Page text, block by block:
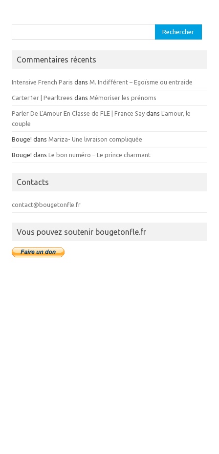
Commentaires récents
Intensive French Paris dans M. Indifférent – Egoïsme ou entraide
Carter1er | Pearltrees dans Mémoriser les prénoms
Parler De L’Amour En Classe de FLE | France Say dans L’amour, le
couple
Bouge! dans Mariza- Une livraison compliquée
Bouge! dans Le bon numéro – Le prince charmant
Contacts
contact@bougetonfle.fr
Vous pouvez soutenir bougetonfle.fr